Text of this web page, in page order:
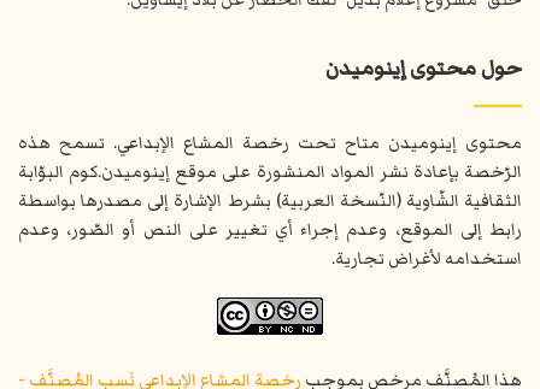
حول محتوى إينوميدن
محتوى إينوميدن متاح تحت رخصة المشاع الإبداعي. تسمح هذه
الرّخصة بإعادة نشر المواد المنشورة على موقع إينوميدن.كوم البوّابة
الثقافية الشّاوية (النّسخة العربية) بشرط الإشارة إلى مصدرها بواسطة
رابط إلى الموقع، وعدم إجراء أي تغيير على النص أو الصّور، وعدم
استخدامه لأغراض تجارية.
هذا المُصنَّف مرخص بموجب رخصة المشاع الإبداعي نَسب المُصنَّف -